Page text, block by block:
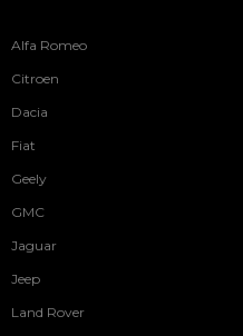
Alfa Romeo
Citroen
Dacia
Fiat
Geely
GMC
Jaguar
Jeep
Land Rover